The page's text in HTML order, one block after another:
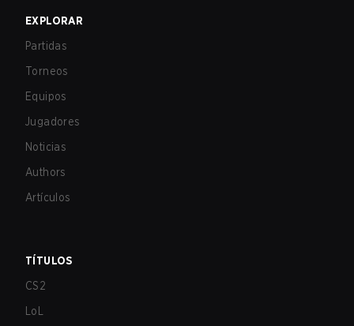
EXPLORAR
Partidas
Torneos
Equipos
Jugadores
Noticias
Authors
Artículos
TÍTULOS
CS2
LoL